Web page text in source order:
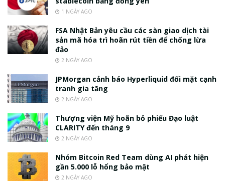
1 NGÀY AGO
FSA Nhật Bản yêu cầu các sàn giao dịch tài
sản mã hóa trì hoãn rút tiền để chống lừa
đảo
2 NGÀY AGO
JPMorgan cảnh báo Hyperliquid đối mặt cạnh
tranh gia tăng
2 NGÀY AGO
Thượng viện Mỹ hoãn bỏ phiếu Đạo luật
CLARITY đến tháng 9
2 NGÀY AGO
Nhóm Bitcoin Red Team dùng AI phát hiện
gần 5.000 lỗ hổng bảo mật
2 NGÀY AGO